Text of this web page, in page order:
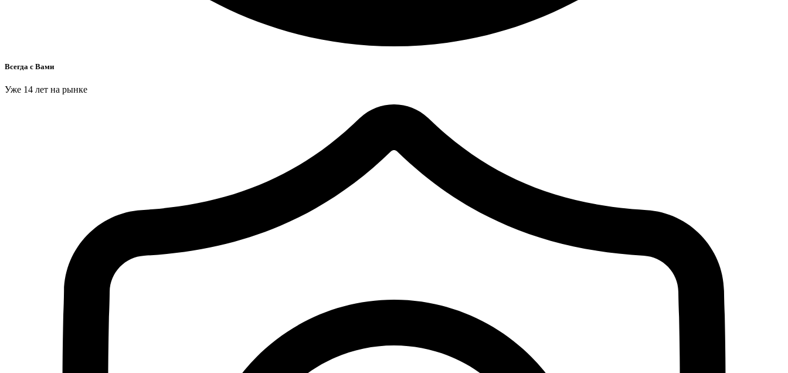
Всегда с Вами
Уже 14 лет на рынке